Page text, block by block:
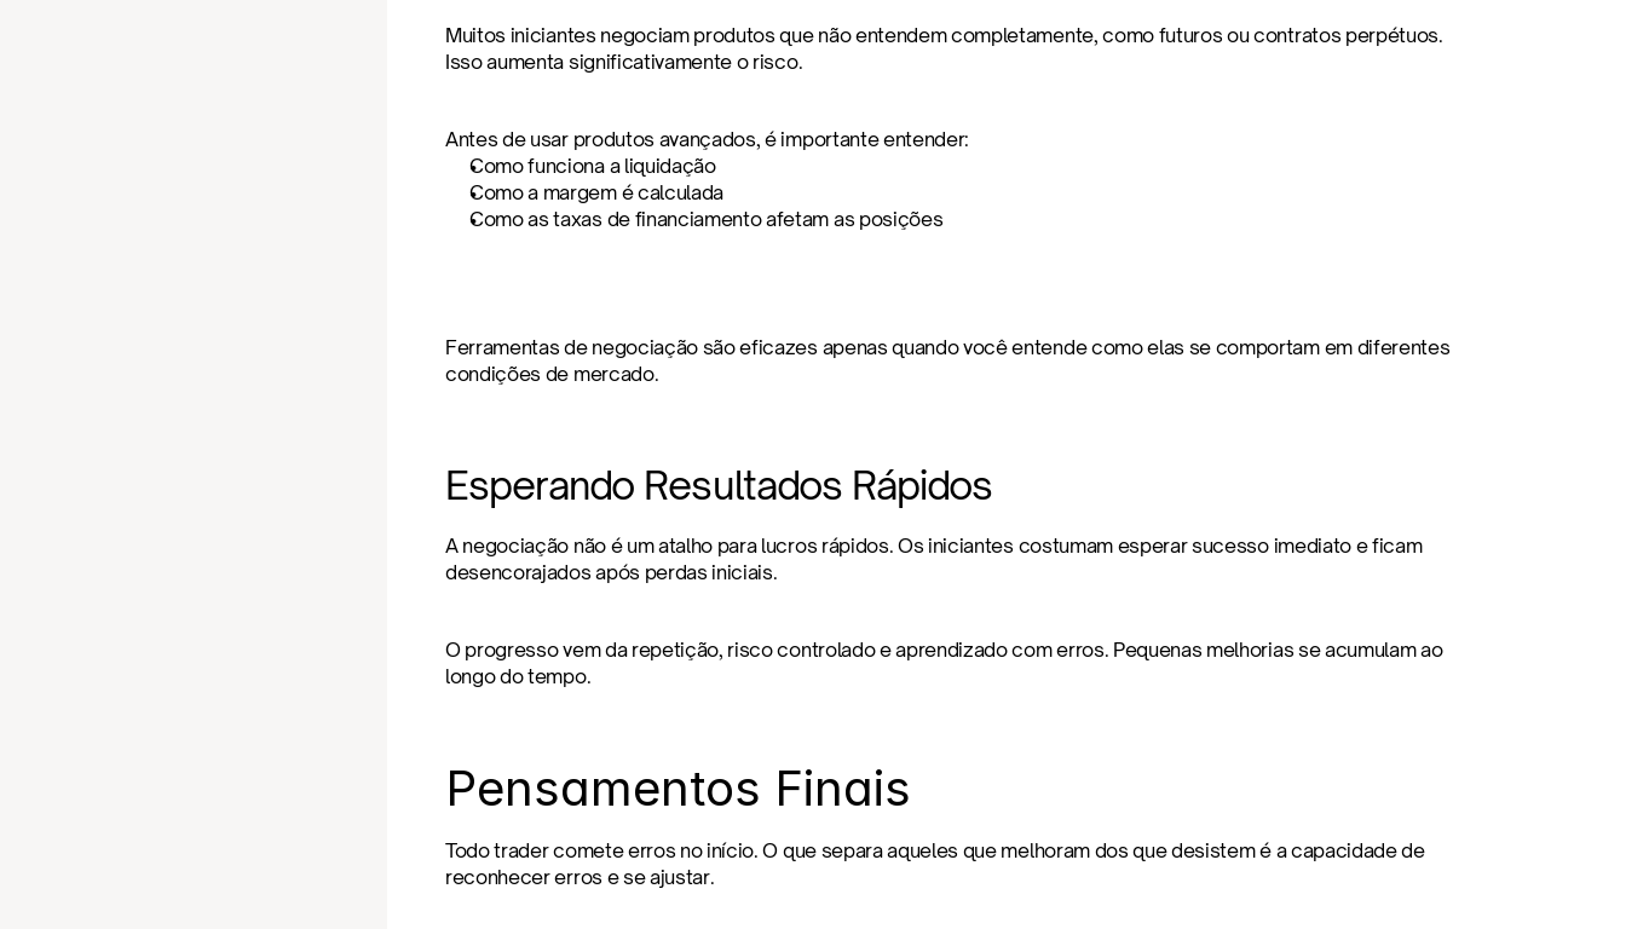
Muitos iniciantes negociam produtos que não entendem completamente, como futuros ou contratos perpétuos.
Isso aumenta significativamente o risco.
Antes de usar produtos avançados, é importante entender:
Como funciona a liquidação
Como a margem é calculada
Como as taxas de financiamento afetam as posições
Ferramentas de negociação são eficazes apenas quando você entende como elas se comportam em diferentes
condições de mercado.
Esperando Resultados Rápidos
A negociação não é um atalho para lucros rápidos. Os iniciantes costumam esperar sucesso imediato e ficam
desencorajados após perdas iniciais.
O progresso vem da repetição, risco controlado e aprendizado com erros. Pequenas melhorias se acumulam ao
longo do tempo.
Pensamentos Finais
Todo trader comete erros no início. O que separa aqueles que melhoram dos que desistem é a capacidade de
reconhecer erros e se ajustar.